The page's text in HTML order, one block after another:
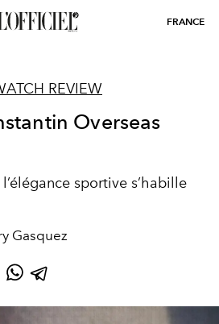
FRANCE
REVIEW
Overseas
sportive s’habille
Gasquez